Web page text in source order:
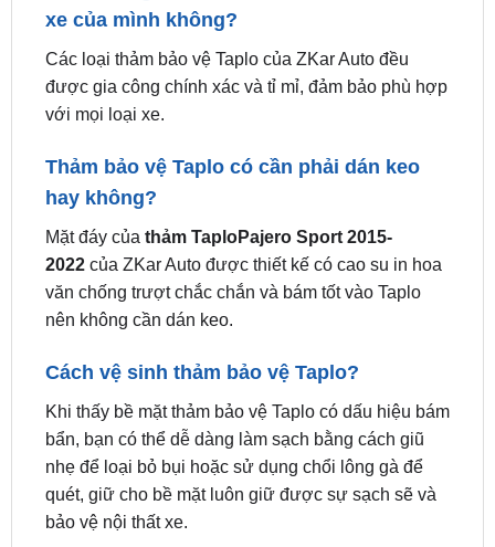
Một số câu hỏi thường gặp khi khách hàng mua
Bạn lo lắng liệu thảm mua về có vừa với
xe của mình không?
được gia công chính xác và tỉ mỉ, đảm bảo phù hợp
với mọi loại xe.
Thảm bảo vệ Taplo có cần phải dán keo
hay không?
Mặt đáy củathảm TaploPajero Sport 2015-
văn chống trượt chắc chắn và bám tốt vào Taplo
nên không cần dán keo.
Cách vệ sinh thảm bảo vệ Taplo?
Khi thấy bề mặt thảm bảo vệ Taplo có dấu hiệu bám
bẩn, bạn có thể dễ dàng làm sạch bằng cách giũ